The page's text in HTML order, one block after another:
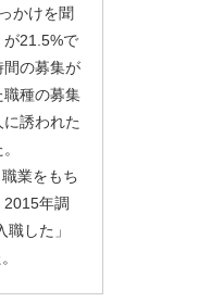
かけを聞
が21.5%で
間の募集が
職種の募集
誘われた
業をもち
年調
した」